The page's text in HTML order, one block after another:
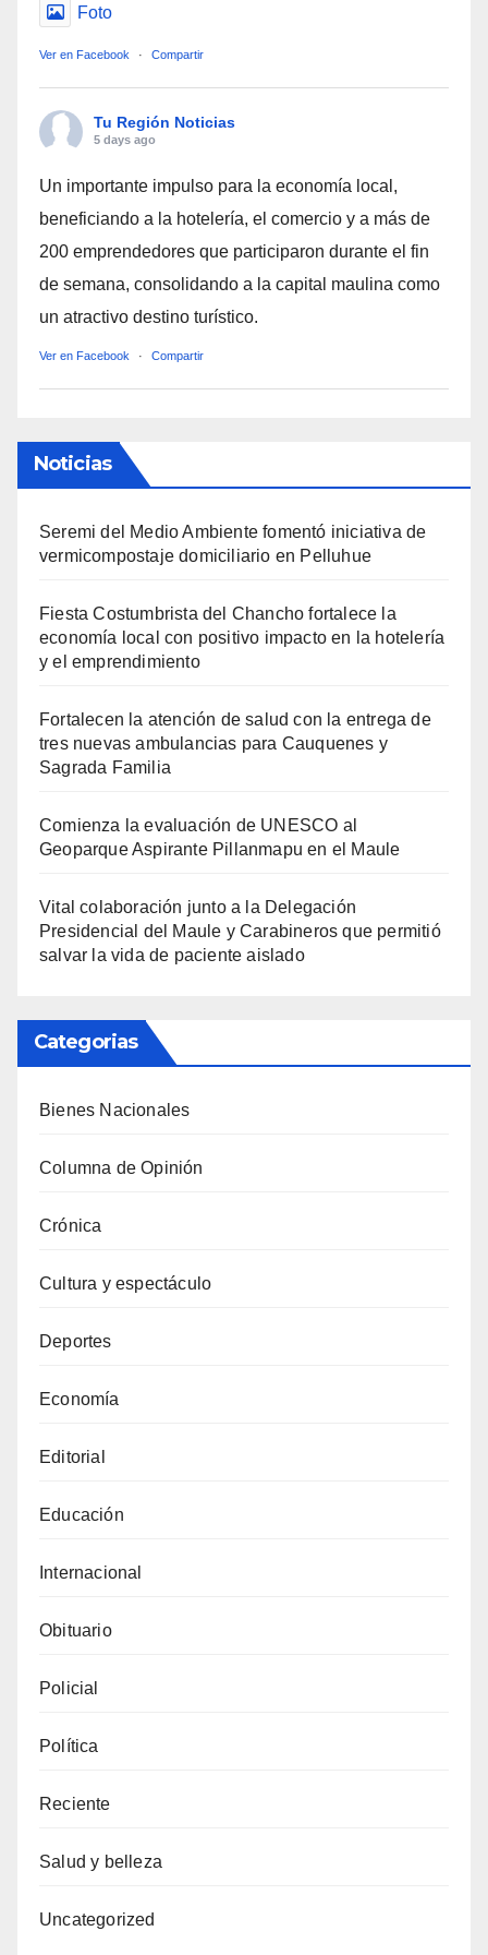
Foto
Ver en Facebook · Compartir
Tu Región Noticias
5 days ago
Un importante impulso para la economía local,
beneficiando a la hotelería, el comercio y a más de
200 emprendedores que participaron durante el fin
de semana, consolidando a la capital maulina como
un atractivo destino turístico.
Ver en Facebook · Compartir
Noticias
Seremi del Medio Ambiente fomentó iniciativa de
vermicompostaje domiciliario en Pelluhue
Fiesta Costumbrista del Chancho fortalece la
economía local con positivo impacto en la hotelería
y el emprendimiento
Fortalecen la atención de salud con la entrega de
tres nuevas ambulancias para Cauquenes y
Sagrada Familia
Comienza la evaluación de UNESCO al
Geoparque Aspirante Pillanmapu en el Maule
Vital colaboración junto a la Delegación
Presidencial del Maule y Carabineros que permitió
salvar la vida de paciente aislado
Categorias
Bienes Nacionales
Columna de Opinión
Crónica
Cultura y espectáculo
Deportes
Economía
Editorial
Educación
Internacional
Obituario
Policial
Política
Reciente
Salud y belleza
Uncategorized